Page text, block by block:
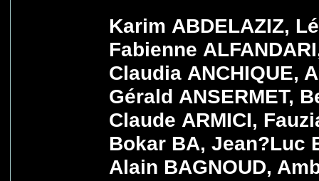
Karim ABDELAZIZ,
Fabienne
Claudia ANCHIQUE,
Gérald ANSERMET,
Claude ARMICI,
Bokar BA, Jean?Luc
Alain BAGNOUD,